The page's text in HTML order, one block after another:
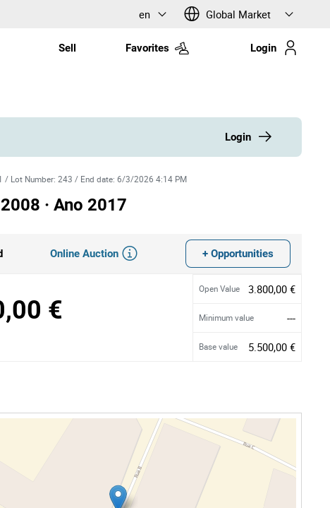
en Global Market
Sell Favorites Login
Login
/ Lot Number:243 / End date:6/3/2026 4:14 PM
· Ano 2017
Online Auction + Opportunities
€
Open Value 3.800,00 €
Minimum value ---
Base value 5.500,00 €